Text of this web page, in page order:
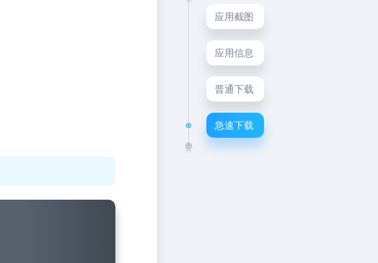
应用截图
应用信息
普通下载
急速下载